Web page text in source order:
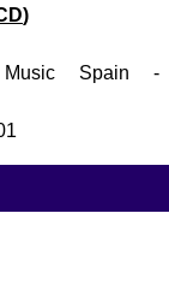
)
Spain -